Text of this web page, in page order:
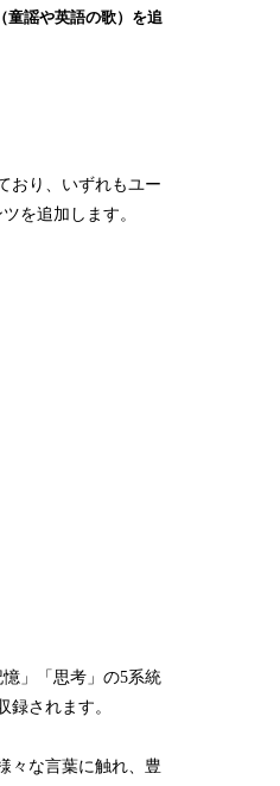
童謡や英語の歌）を追
おり、いずれもユー
を追加します。
」「思考」の5系統
されます。
々な言葉に触れ、豊